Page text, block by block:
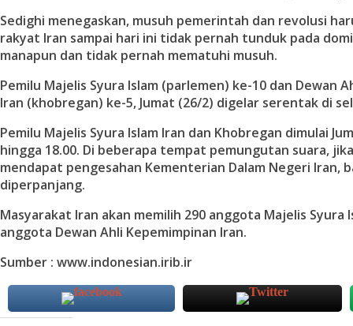
Sedighi menegaskan, musuh pemerintah dan revolusi
rakyat Iran sampai hari ini tidak pernah tunduk pada
manapun dan tidak pernah mematuhi musuh.
Pemilu Majelis Syura Islam (parlemen) ke-10 dan Dewan
Iran (khobregan) ke-5, Jumat (26/2) digelar serentak di
Pemilu Majelis Syura Islam Iran dan Khobregan dimulai
hingga 18.00. Di beberapa tempat pemungutan suara,
mendapat pengesahan Kementerian Dalam Negeri Iran,
diperpanjang.
Masyarakat Iran akan memilih 290 anggota Majelis Syura
anggota Dewan Ahli Kepemimpinan Iran.
Sumber : www.indonesian.irib.ir